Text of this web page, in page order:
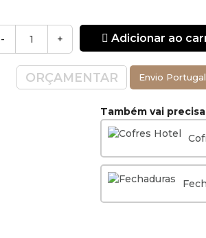
mm (Altura x Largura
ou 1 ano Uso
- + Adicionar ao
ORÇAMENTAR Envio
Também vai